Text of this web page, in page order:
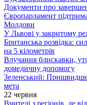
Документи про
Європарламент
Молдови
У Львові у закритому
Британська розвідка:
на 5 кілометрів
Влучання блискавки,
домедичну допомогу
Зеленський:
мета
22 червня